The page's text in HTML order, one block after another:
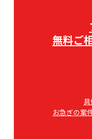
無料ご
お急ぎの案